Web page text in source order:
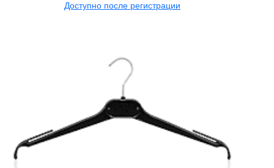
Доступно после регистрации